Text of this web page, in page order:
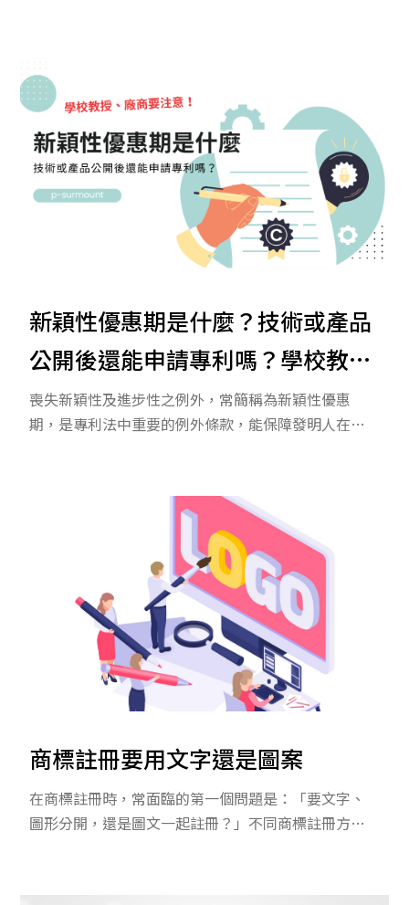
專利的定義、申請流程、保護要件，以及與發明、新
型專利的差異，幫助你快速掌握專利申請重點。
新穎性優惠期是什麼？技術或產品
公開後還能申請專利嗎？學校教
授、廠商要注意！
喪失新穎性及進步性之例外，常簡稱為新穎性優惠
期，是專利法中重要的例外條款，能保障發明人在技
者、企業研發單位、學校教授或製造業者來說十分重
商標註冊要用文字還是圖案
在商標註冊時，常面臨的第一個問題是：「要文字、
圖形分開，還是圖文一起註冊？」不同商標註冊方式